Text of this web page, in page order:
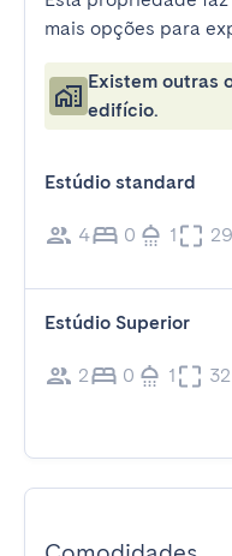
mais opções para
Existem outras
edifício.
Estúdio standard
4 0 1
Estúdio Superior
2 0 1